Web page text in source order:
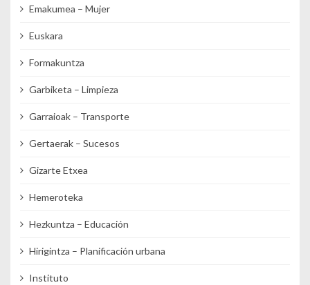
Emakumea – Mujer
Euskara
Formakuntza
Garbiketa – Limpieza
Garraioak – Transporte
Gertaerak – Sucesos
Gizarte Etxea
Hemeroteka
Hezkuntza – Educación
Hirigintza – Planificación urbana
Instituto